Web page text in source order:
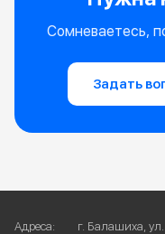
Сомневаетесь,
Задать
Адреса:
г. Балашиха,